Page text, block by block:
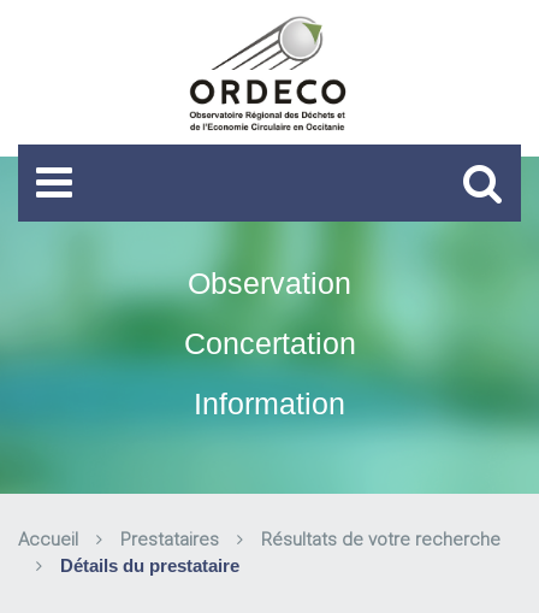
Observation
Concertation
Information
Accueil Prestataires Résultats de votre recherche
Détails du prestataire